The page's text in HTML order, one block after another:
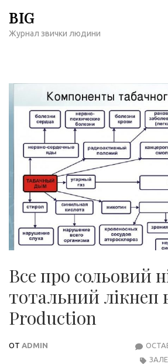
содержимому
BIG
Журнал звички людини
Все про сольовий
тотальний лікнеп
Рroduction
ОТ ADMIN